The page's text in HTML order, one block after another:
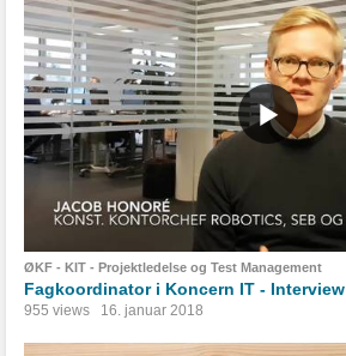
ØKF - KIT - Projektledelse og Test Management
Fagkoordinator i Koncern IT - Interview
955 views 16. januar 2018